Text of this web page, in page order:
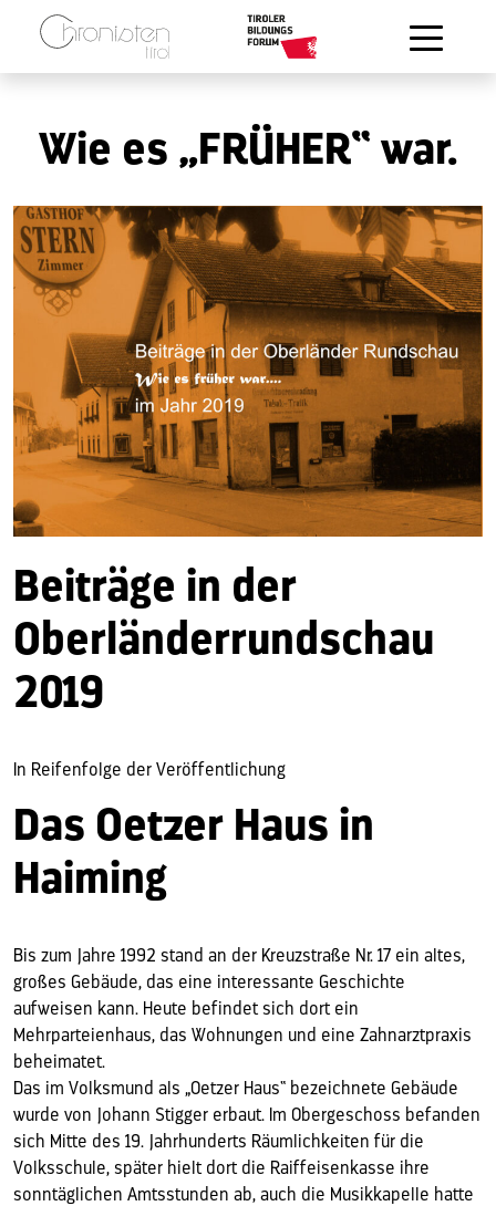
Zum Hauptinhalt springen
Wie es „FRÜHER“ war.
Beiträge in der
Oberländerrundschau
2019
In Reifenfolge der Veröffentlichung
Das Oetzer Haus in
Haiming
Bis zum Jahre 1992 stand an der Kreuzstraße Nr. 17 ein altes,
großes Gebäude, das eine interessante Geschichte
aufweisen kann. Heute befindet sich dort ein
Mehrparteienhaus, das Wohnungen und eine Zahnarztpraxis
beheimatet.
Das im Volksmund als „Oetzer Haus“ bezeichnete Gebäude
wurde von Johann Stigger erbaut. Im Obergeschoss befanden
sich Mitte des 19. Jahrhunderts Räumlichkeiten für die
Volksschule, später hielt dort die Raiffeisenkasse ihre
sonntäglichen Amtsstunden ab, auch die Musikkapelle hatte